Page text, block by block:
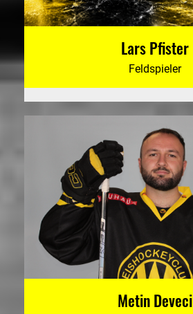
Lars Pfister
Feldspieler
Metin Deveci